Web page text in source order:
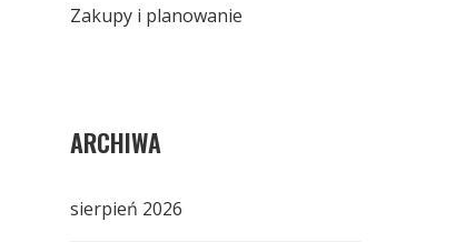
Zakupy i planowanie
ARCHIWA
sierpień 2026